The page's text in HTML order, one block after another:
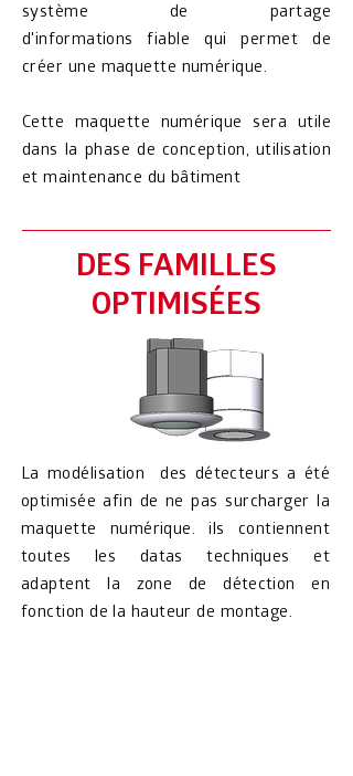
système de partage
d'informations fiable qui permet de
créer une maquette numérique.
Cette maquette numérique sera utile
dans la phase de conception, utilisation
et maintenance dubâtiment
DES FAMILLES
OPTIMISÉES
La modélisation des détecteurs a été
optimisée afin de ne pas surcharger la
maquette numérique. ils contiennent
toutes les datas techniques et
adaptent la zone dedétection en
fonction de la hauteur de montage.